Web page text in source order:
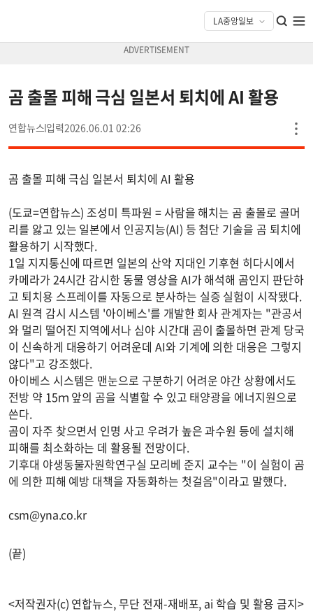
곰 출몰 피해 극심 일본서 퇴치에 AI 활용
연합뉴스 2026.06.01 02:26
곰 출몰 피해 극심 일본서 퇴치에 AI 활용
(도쿄=연합뉴스) 조성미 특파원 = 사람을 해치는 곰 출몰로 골머
리를 앓고 있는 일본에서 인공지능(AI) 등 첨단 기술을 곰 퇴치에
활용하기 시작했다.
1일 지지통신에 따르면 일본의 산악 지대인 기후현 히다시에서
카메라가 24시간 감시한 동물 영상을 AI가 해석해 곰인지 판단하
고 퇴치용 스프레이를 자동으로 분사하는 실증 실험이 시작됐다.
AI 원격 감시 시스템 '아이베스'를 개발한 회사 관계자는 "관공서
와 멀리 떨어진 지역에서나 심야 시간대 곰이 출몰하면 관계 당국
이 신속하게 대응하기 어려운데 AI와 기계에 의한 대응은 그렇지
않다"고 강조했다.
아이베스 시스템은 맨눈으로 구분하기 어려운 야간 상황에서도
전방 약 15ｍ 앞의 곰을 식별할 수 있고 태양광을 에너지원으로
쓴다.
곰이 자주 찾으면서 인명 사고 우려가 높은 과수원 등에 설치해
피해를 최소화하는 데 활용될 전망이다.
기후대 야생동물자원학연구실 모리베 준지 교수는 "이 실험이 곰
에 의한 피해 예방 대책을 자동화하는 첫걸음"이라고 말했다.
csm@yna.co.kr
(끝)
<저작권자(c) 연합뉴스, 무단 전재-재배포, ai 학습 및 활용 금지>